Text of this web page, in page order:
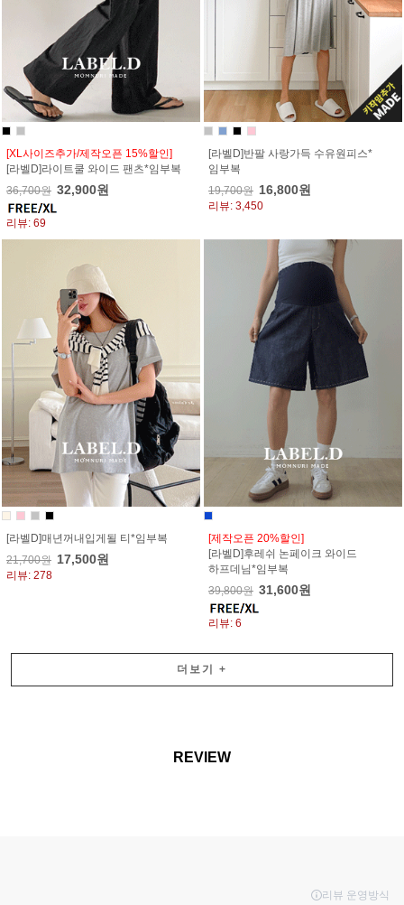
[XL사이즈추가/제작오픈 15%할인]
[라벨D]라이트쿨 와이드 팬츠*임부복
36,700원 32,900원
리뷰: 69
[라벨D]반팔 사랑가득 수유원피스*
임부복
19,700원 16,800원
리뷰: 3,450
[라벨D]매년꺼내입게될 티*임부복
21,700원 17,500원
리뷰: 278
[제작오픈 20%할인]
[라벨D]후레쉬 논페이크 와이드
하프데님*임부복
39,800원 31,600원
리뷰: 6
더보기 +
REVIEW